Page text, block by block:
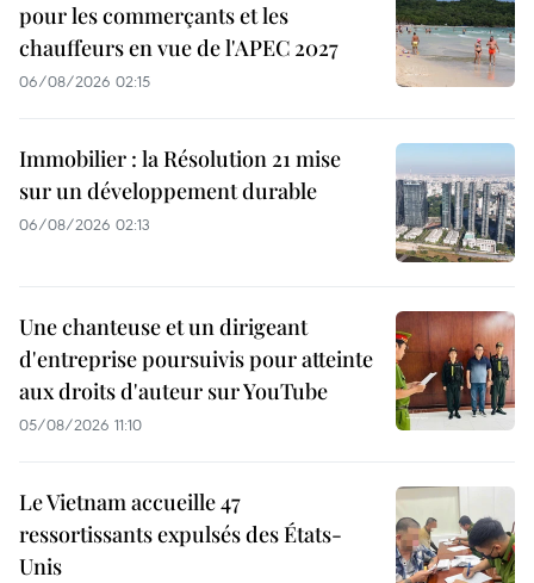
pour les commerçants et les
chauffeurs en vue de l'APEC 2027
06/08/2026 02:15
Immobilier : la Résolution 21 mise
sur un développement durable
06/08/2026 02:13
Une chanteuse et un dirigeant
d'entreprise poursuivis pour atteinte
aux droits d'auteur sur YouTube
05/08/2026 11:10
Le Vietnam accueille 47
ressortissants expulsés des États-
Unis